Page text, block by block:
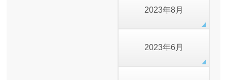
2023年8月
2023年6月